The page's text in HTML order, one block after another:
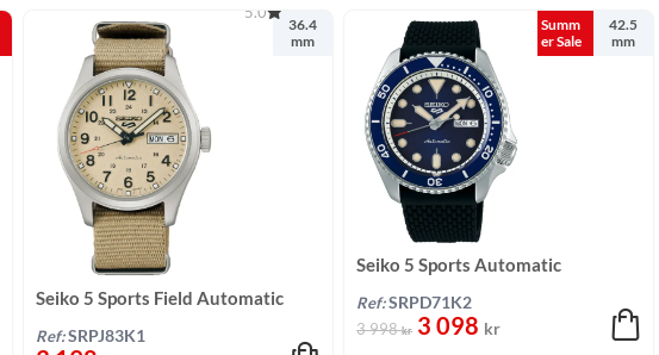
5.0
36.4
mm
Seiko 5 Sports Field Automatic
Ref:SRPJ83K1
Summ
er Sale
42.5
mm
Seiko 5 Sports Automatic
Ref:SRPD71K2
3 998kr 3 098 kr